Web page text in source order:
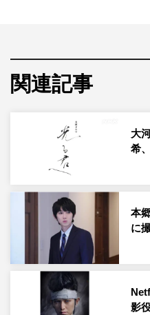
木ドラ24『姪のメイ』（
時30分～1時／BSテレ東・
タート。W主演を務める本
が到着した。
本作は、姉夫婦を事故で
メイを１か月だけ引き取る
というひと夏の出来事を描
で育った現代的な思考をも
家肌で達観した12歳の女子
人々と触れ合い、成長して
力となるメッセージを届け
関連記事
大
希
本
に
影